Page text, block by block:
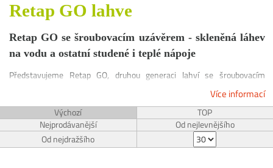
Retap GO lahve
Retap GO se šroubovacím uzávěrem - skleněná láhev
na vodu a ostatní studené i teplé nápoje
Představujeme Retap GO, druhou generaci lahví se šroubovacím
úzavěrem, který zajistí naprostou těsnost lahve za jakýchkoliv
podmínek. Takže ani perlivý nápoj pro tuto lahev není žádný problém.
Navíc díky zesílené tloušťce hrdla, je oproti 1. generaci v této části
výrazně odolnější vůči prasknutí.
Více informací
Výchozí
TOP
Nejprodávanější
Od nejlevnějšího
Od nejdražšího